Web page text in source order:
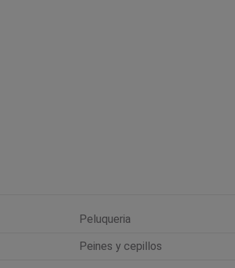
Peluqueria
Peines y cepillos